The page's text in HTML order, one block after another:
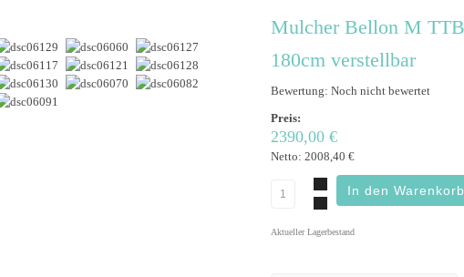
Mulcher Bellon M TTB
180cm verstellbar
Bewertung: Noch nicht bewertet
Preis:
2390,00 €
Netto: 2008,40 €
Aktueller Lagerbestand